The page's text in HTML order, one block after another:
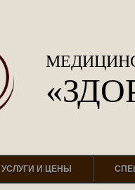
УСЛУГИ И ЦЕНЫ